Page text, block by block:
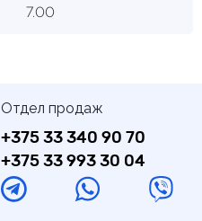
7.00
Отдел продаж
+375 33 340 90 70
+375 33 993 30 04